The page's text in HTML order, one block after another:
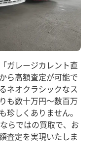
ガレージカレント直
ら高額査定が可能で
ネオクラシックなス
も数十万円～数百万
珍しくありません。
らではの買取で、お
査定を実現いたしま